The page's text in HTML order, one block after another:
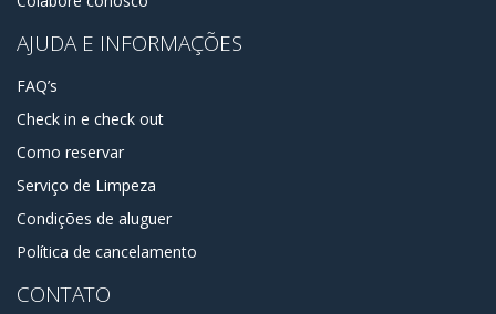
AJUDA E INFORMAÇÕES
FAQ’s
Check in e check out
Como reservar
Serviço de Limpeza
Condições de aluguer
Política de cancelamento
CONTATO